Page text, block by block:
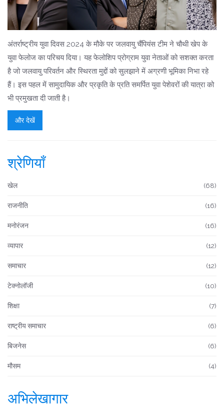
अंतर्राष्ट्रीय युवा दिवस 2024 के मौके पर जलवायु चैंपियंस टीम ने चौथी खेप के
युवा फेलोज का परिचय दिया। यह फेलोशिप प्रोग्राम युवा नेताओं को सशक्त करता
है जो जलवायु परिवर्तन और स्थिरता मुद्दों को सुलझाने में अग्रणी भूमिका निभा रहे
हैं। इस पहल में सामुदायिक और प्रकृति के प्रति समर्पित युवा पेशेवरों की यात्रा को
भी प्रमुखता दी जाती है।
और देखें
श्रेणियाँ
खेल (68)
राजनीति (16)
मनोरंजन (16)
व्यापार (12)
समाचार (12)
टेक्नोलॉजी (10)
शिक्षा (7)
राष्ट्रीय समाचार (6)
बिजनेस (6)
मौसम (4)
अभिलेखागार